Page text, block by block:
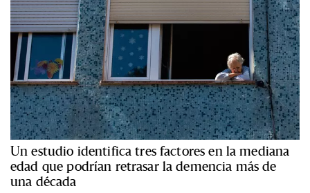
Un estudio identifica tres factores en la mediana
edad que podrían retrasar la demencia más de
una década